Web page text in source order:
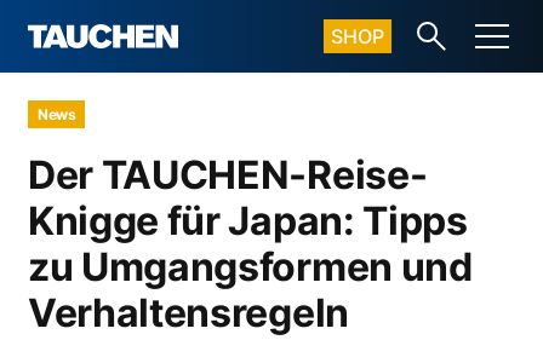
SHOP
News
Der TAUCHEN-Reise-
Knigge für Japan: Tipps
zu Umgangsformen und
Verhaltensregeln